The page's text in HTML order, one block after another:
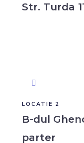
Str. Turda
LOCATIE 2
B-dul
parter